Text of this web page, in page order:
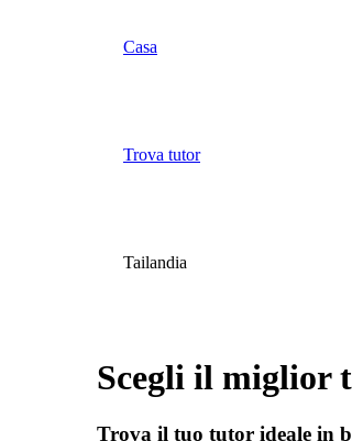
Casa
Trova tutor
Tailandia
Scegli il miglior
Trova il tuo tutor ideale in